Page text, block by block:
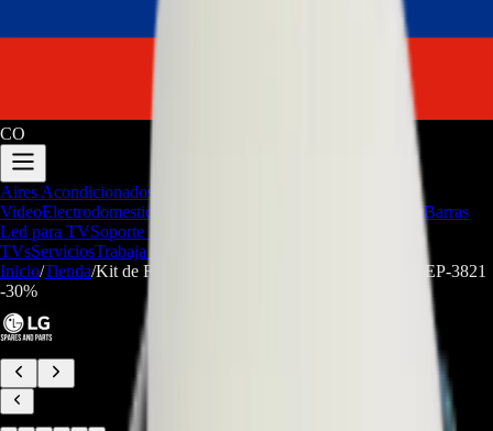
CO
Aires Acondicionados
VideoElectrodomesticos Seríe GamerBarras
Led para TVSoporte Técnico
TVsServiciosTrabaja con nosotros
Inicio/Tienda/Kit de Fábrica de Hielo LG AEQ32178403 - REP-3821
-30%